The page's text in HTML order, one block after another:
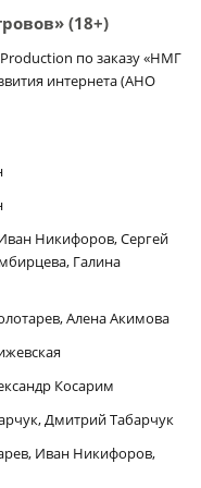
(18+)
по заказу «НМГ
интернета (АНО
Никифоров, Сергей
Галина
Алена Акимова
Косарим
Дмитрий Табарчук
Иван Никифоров,